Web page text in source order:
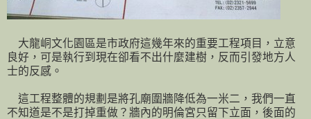
大龍峒文化園區是市政府這幾年來的重要工程項目，立意
良好，可是執行到現在卻看不出什麼建樹，反而引發地方人
士的反感。
這工程整體的規劃是將孔廟圍牆降低為一米二，我們一直
不知道是不是打掉重做？牆內的明倫宮只留下立面，後面的